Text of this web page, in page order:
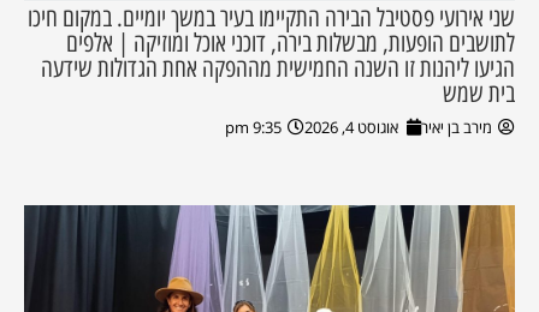
שני אירועי פסטיבל הבירה התקיימו בעיר במשך יומיים. במקום חיכו
לתושבים הופעות, מבשלות בירה, דוכני אוכל ומוזיקה | אלפים
הגיעו ליהנות זו השנה החמישית מההפקה אחת הגדולות שידעה
בית שמש
מירב בן יאיר אוגוסט 4, 2026 9:35 pm